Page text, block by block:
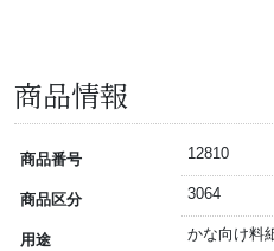
商品情報
商品番号 12810
商品区分 3064
用途 かな向け料